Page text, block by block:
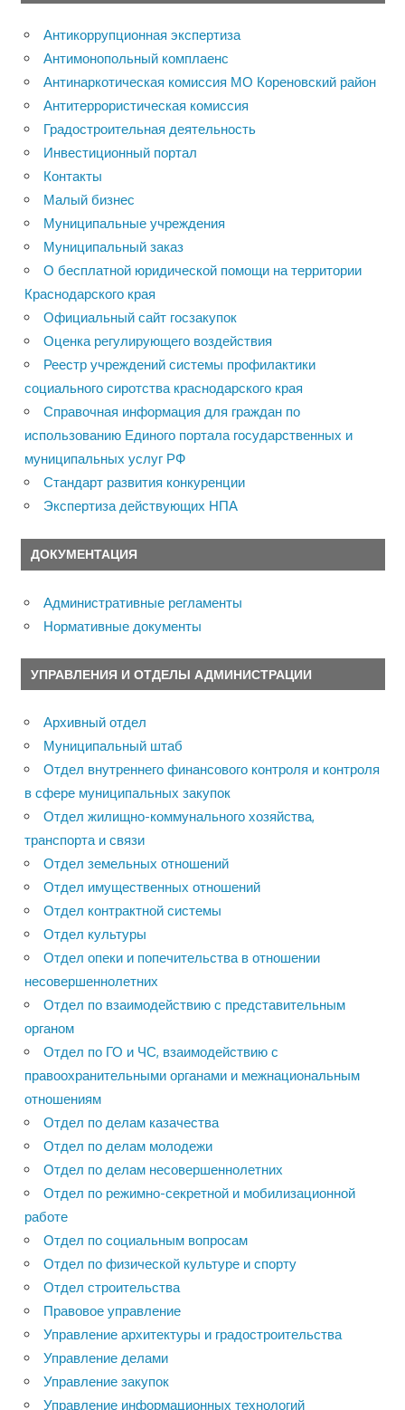
Антикоррупционная экспертиза
Антимонопольный комплаенс
Антинаркотическая комиссия МО Кореновский район
Антитеррористическая комиссия
Градостроительная деятельность
Инвестиционный портал
Контакты
Малый бизнес
Муниципальные учреждения
Муниципальный заказ
О бесплатной юридической помощи на территории
Краснодарского края
Официальный сайт госзакупок
Оценка регулирующего воздействия
Реестр учреждений системы профилактики
социального сиротства краснодарского края
Справочная информация для граждан по
использованию Единого портала государственных и
муниципальных услуг РФ
Стандарт развития конкуренции
Экспертиза действующих НПА
ДОКУМЕНТАЦИЯ
Административные регламенты
Нормативные документы
УПРАВЛЕНИЯ И ОТДЕЛЫ АДМИНИСТРАЦИИ
Архивный отдел
Муниципальный штаб
Отдел внутреннего финансового контроля и контроля
в сфере муниципальных закупок
Отдел жилищно-коммунального хозяйства,
транспорта и связи
Отдел земельных отношений
Отдел имущественных отношений
Отдел контрактной системы
Отдел культуры
Отдел опеки и попечительства в отношении
несовершеннолетних
Отдел по взаимодействию с представительным
органом
Отдел по ГО и ЧС, взаимодействию с
правоохранительными органами и межнациональным
отношениям
Отдел по делам казачества
Отдел по делам молодежи
Отдел по делам несовершеннолетних
Отдел по режимно-секретной и мобилизационной
работе
Отдел по социальным вопросам
Отдел по физической культуре и спорту
Отдел строительства
Правовое управление
Управление архитектуры и градостроительства
Управление делами
Управление закупок
Управление информационных технологий